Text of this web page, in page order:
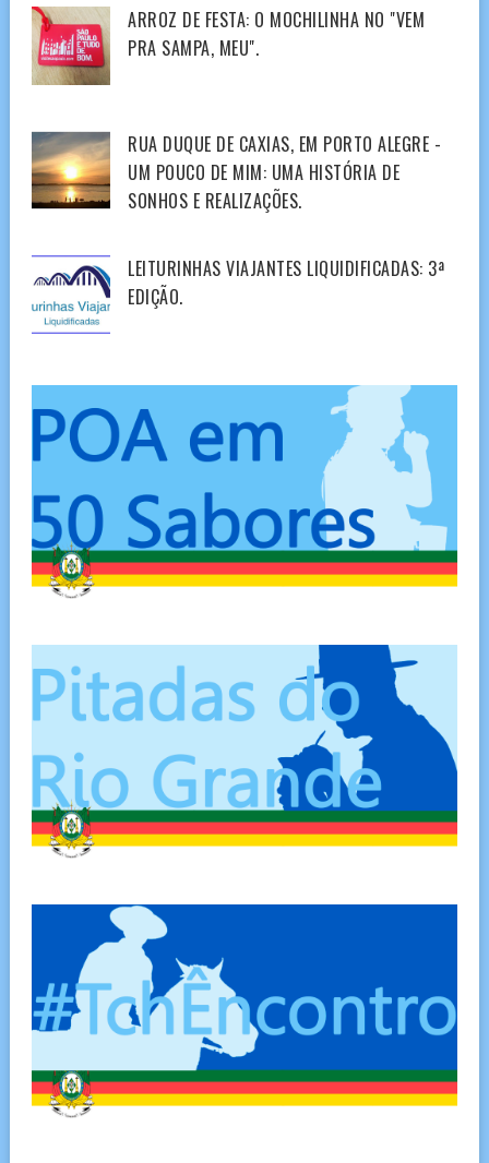
ARROZ DE FESTA: O MOCHILINHA NO "VEM
PRA SAMPA, MEU".
RUA DUQUE DE CAXIAS, EM PORTO ALEGRE -
UM POUCO DE MIM: UMA HISTÓRIA DE
SONHOS E REALIZAÇÕES.
LEITURINHAS VIAJANTES LIQUIDIFICADAS: 3ª
EDIÇÃO.